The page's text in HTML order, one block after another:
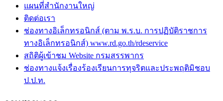
แผนที่สำนักงานใหญ่
ติดต่อเรา
ช่องทางอิเล็กทรอนิกส์ (ตาม พ.ร.บ. การปฏิบัติราชการ
ทางอิเล็กทรอนิกส์) www.rd.go.th/rdeservice
สถิติผู้เข้าชม Website กรมสรรพากร
ช่องทางแจ้งเรื่องร้องเรียนการทุจริตและประพฤติมิชอบ
ป.ป.ท.